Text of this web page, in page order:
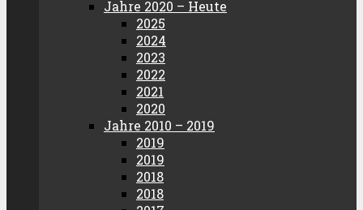
Jahre 2020 – Heute
2025
2024
2023
2022
2021
2020
Jahre 2010 – 2019
2019
2019
2018
2018